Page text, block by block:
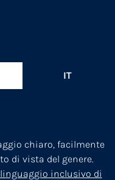
IT
chiaro, facilmente
di vista del genere.
inclusivo di